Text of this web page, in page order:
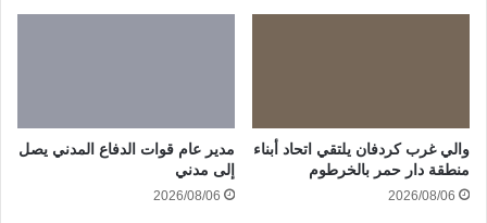
والي غرب كردفان يلتقي اتحاد أبناء
منطقة دار حمر بالخرطوم
2026/08/06
مدير عام قوات الدفاع المدني يصل
إلى مدني
2026/08/06